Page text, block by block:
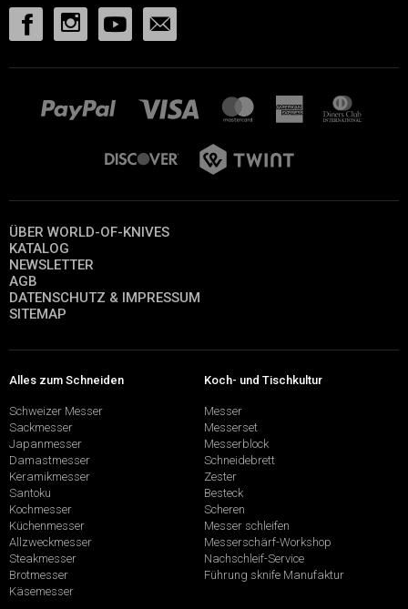
ÜBER WORLD-OF-KNIVES
KATALOG
NEWSLETTER
AGB
DATENSCHUTZ & IMPRESSUM
SITEMAP
Alles zum Schneiden
Schweizer Messer
Sackmesser
Japanmesser
Damastmesser
Keramikmesser
Santoku
Kochmesser
Küchenmesser
Allzweckmesser
Steakmesser
Brotmesser
Käsemesser
Koch- und Tischkultur
Messer
Messerset
Messerblock
Schneidebrett
Zester
Besteck
Scheren
Messer schleifen
Messerschärf-Workshop
Nachschleif-Service
Führung sknife Manufaktur